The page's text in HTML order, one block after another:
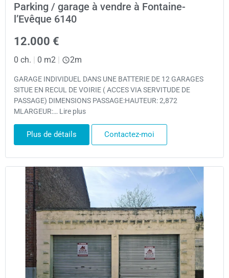
Parking / garage à vendre à Fontaine-
l’Evêque 6140
12.000 €
0 ch. 0 m2 2m
GARAGE INDIVIDUEL DANS UNE BATTERIE DE 12 GARAGES
SITUE EN RECUL DE VOIRIE ( ACCES VIA SERVITUDE DE
PASSAGE) DIMENSIONS PASSAGE:HAUTEUR: 2,872
MLARGEUR:… Lire plus
Plus de détails Contactez-moi